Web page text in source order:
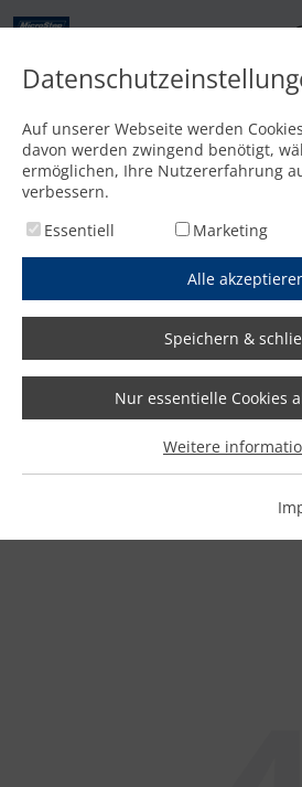
Startseite /PageNotFound
Auf unserer Webseite werden
davon werden zwingend benötigt,
ermöglichen, Ihre Nutzererfahrung
verbessern.
Essentiell
Marketing
Alle
Speichern &
Nur essentielle Cookies
Weitere